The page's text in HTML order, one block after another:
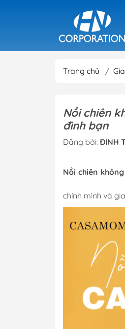
Trang chủ /
Nồi chiên
đình bạn
Đăng bởi: ĐINH
Nồi chiên
chính mình và